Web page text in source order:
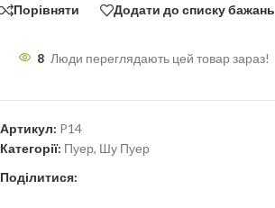
Порівняти Додати до списку бажань
8 Люди переглядають цей товар зараз!
Артикул: P14
Категорії: Пуер, Шу Пуер
Поділитися: